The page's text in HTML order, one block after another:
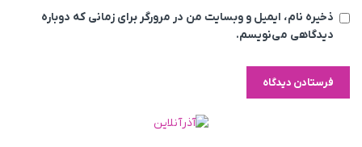
ذخیره نام، ایمیل و وبسایت من در مرورگر برای زمانی که دوباره
دیدگاهی می‌نویسم.